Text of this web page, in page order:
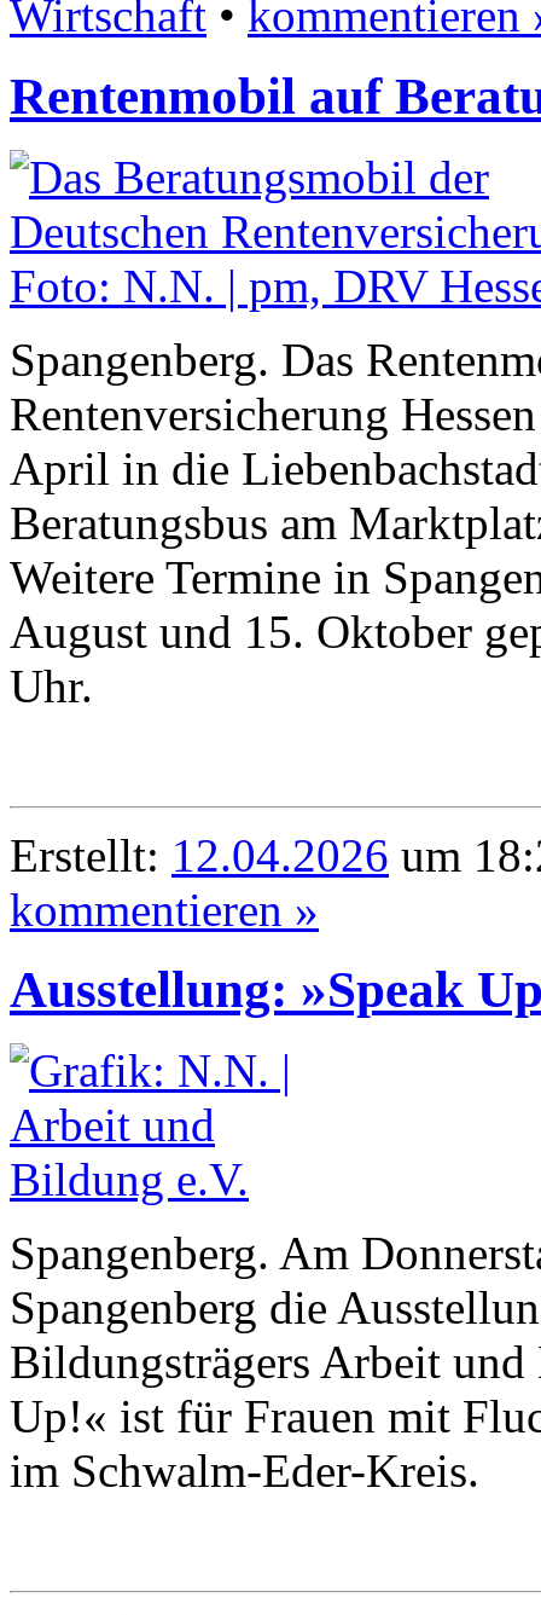
Wirtschaft • kommentieren
Rentenmobil auf
Spangenberg. Das
Rentenversicherung
April in die
Beratungsbus am
Weitere Termine in
August und 15. Oktober
Uhr.
Erstellt: 12.04.2026 um
kommentieren »
Ausstellung: »Speak
Spangenberg. Am
Spangenberg die
Bildungsträgers Arbeit und
Up!« ist für Frauen mit
im Schwalm-Eder-Kreis.